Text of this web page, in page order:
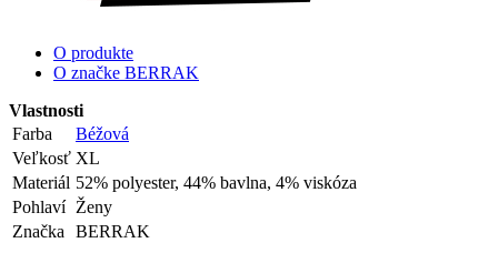
O produkte
O značke BERRAK
Vlastnosti
Farba
Béžová
Veľkosť XL
Materiál 52% polyester, 44% bavlna, 4% viskóza
Pohlaví Ženy
Značka
BERRAK